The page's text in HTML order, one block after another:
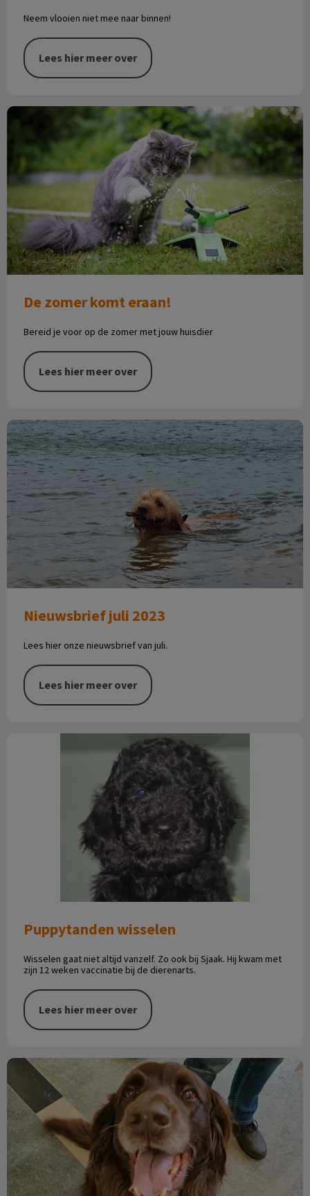
Neem vlooien niet mee naar binnen!
Lees hier meer over
De zomer komt eraan!
De zomer komt eraan!
Bereid je voor op de zomer met jouw huisdier
Lees hier meer over
Nieuwsbrief juli 2023
Nieuwsbrief juli 2023
Lees hier onze nieuwsbrief van juli.
Lees hier meer over
Puppytanden wisselen
Wisselen gaat niet altijd vanzelf. Zo ook bij Sjaak. Hij kwam met
zijn 12 weken vaccinatie bij de dierenarts.
Lees hier meer over
Met stokken spelen